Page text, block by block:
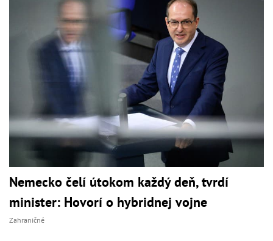
Nemecko čelí útokom každý deň, tvrdí
minister: Hovorí o hybridnej vojne
Zahraničné